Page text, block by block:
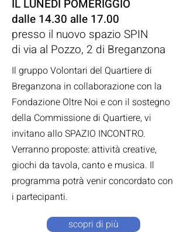
IL LUNEDÌ POMERIGGIO
dalle 14.30 alle 17.00
presso il nuovo spazio SPIN
di via al Pozzo, 2 di Breganzona
Il gruppo Volontari del Quartiere di
Breganzona⁣ in collaborazione con la
Fondazione Oltre Noi⁣ e con il sostegno
della Commissione di Quartiere⁣, vi
invitano allo SPAZIO INCONTRO.
Verranno proposte: attività creative,
giochi da tavola, canto e musica.⁣ Il
programma potrà venir concordato con
i partecipanti.⁣
scopri di più